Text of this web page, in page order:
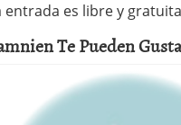
entrada es libre y
Te Pueden